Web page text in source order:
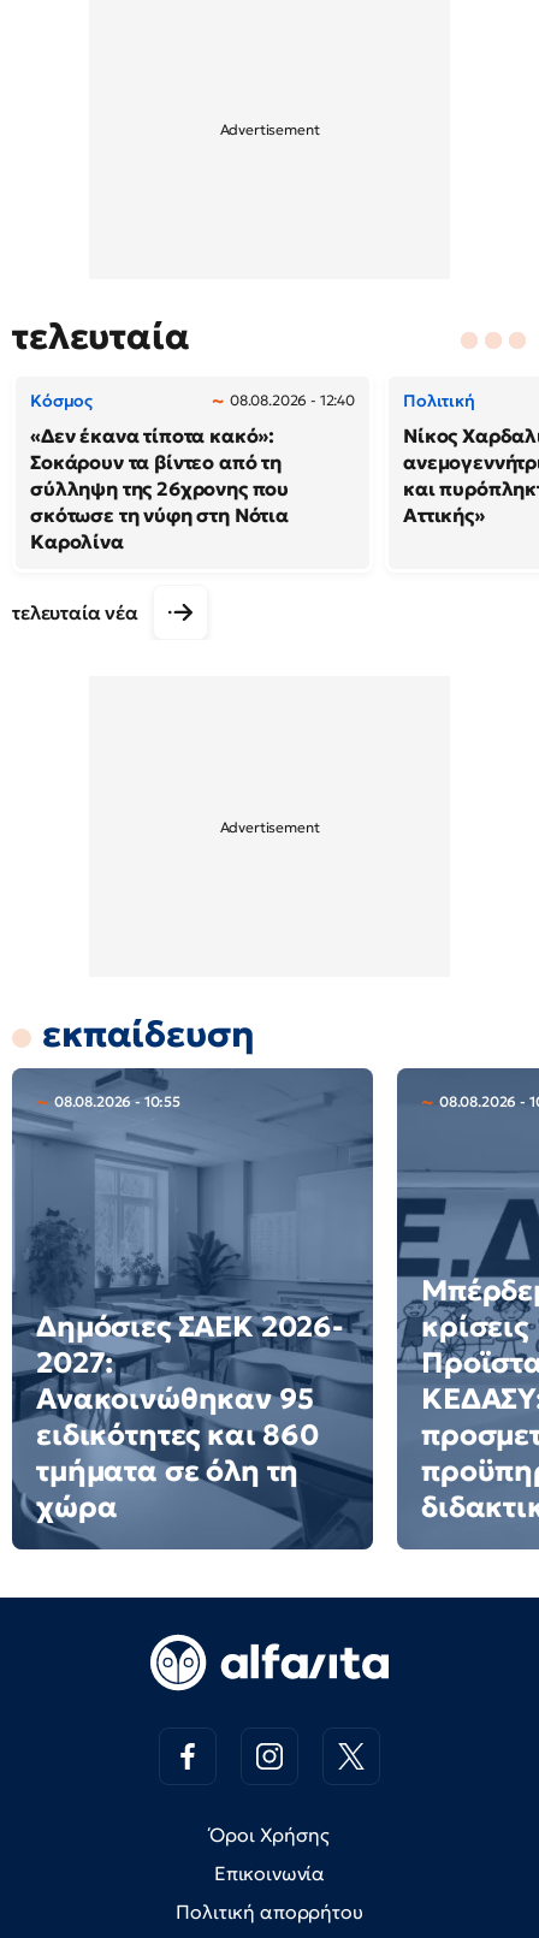
τελευταία
Κόσμος 08.08.2026 - 12:40
«Δεν έκανα τίποτα κακό»:
Σοκάρουν τα βίντεο από τη
σύλληψη της 26χρονης που
σκότωσε τη νύφη στη Νότια
Καρολίνα
Πολιτική
Νίκος
και
Αττικής»
τελευταία νέα
εκπαίδευση
08.08.2026 - 10:55
Δημόσιες ΣΑΕΚ 2026-
2027:
Ανακοινώθηκαν 95
ειδικότητες και 860
τμήματα σε όλη τη
χώρα
08.08.2026 -
κρίσεις
ΚΕΔΑΣΥ:
Όροι Χρήσης
Επικοινωνία
Πολιτική απορρήτου